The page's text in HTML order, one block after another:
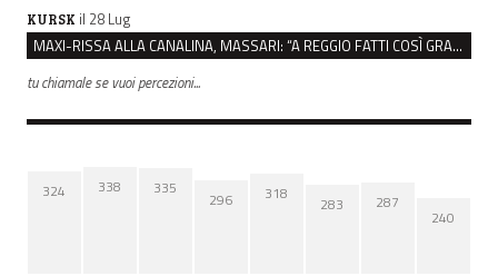
KURSK il 28 Lug
MAXI-RISSA ALLA CANALINA, MASSARI: “A REGGIO FATTI COSÌ GRAVI NON DEVONO TROVARE SPAZIO”
tu chiamale se vuoi percezioni...
324 338 335
296 318
283 287
240